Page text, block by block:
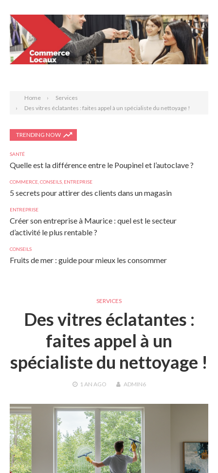
Home
Services
Des vitres éclatantes : faites appel à un spécialiste du nettoyage !
TRENDING NOW
SANTÉ
Quelle est la différence entre le Poupinel et l’autoclave ?
COMMERCE CONSEILS ENTREPRISE
5 secrets pour attirer des clients dans un magasin
ENTREPRISE
Créer son entreprise à Maurice : quel est le secteur
d’activité le plus rentable ?
CONSEILS
Fruits de mer : guide pour mieux les consommer
SERVICES
Des vitres éclatantes :
faites appel à un
spécialiste du nettoyage !
1 AN AGO ADMIN6